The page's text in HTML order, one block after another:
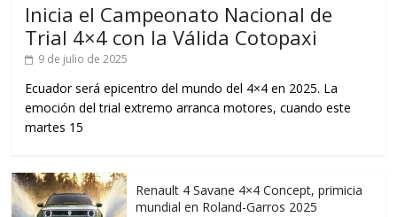
Inicia el Campeonato Nacional de
Trial 4×4 con la Válida Cotopaxi
9 de julio de 2025
Ecuador será epicentro del mundo del 4×4 en 2025. La
emoción del trial extremo arranca motores, cuando este
martes 15
Renault 4 Savane 4×4 Concept, primicia
mundial en Roland-Garros 2025